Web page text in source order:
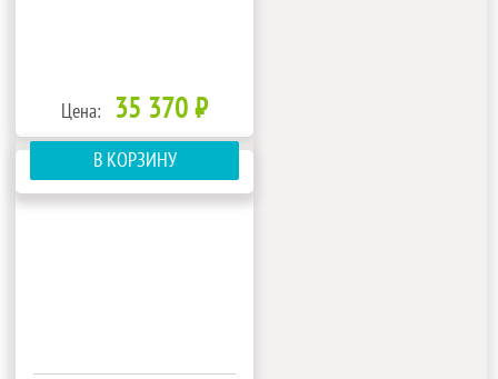
Цена: 35 370 ₽
В КОРЗИНУ